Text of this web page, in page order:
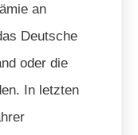
an
Deutsche
oder die
In letzten